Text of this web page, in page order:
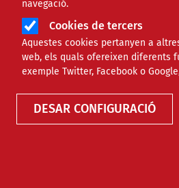
navegació.
Cookies de tercers
Aquestes cookies pertanyen a
web, els quals ofereixen diferents
exemple Twitter, Facebook o
DESAR CONFIGURACIÓ
serveis essencials
Comparteix
X Compartir en
Suport